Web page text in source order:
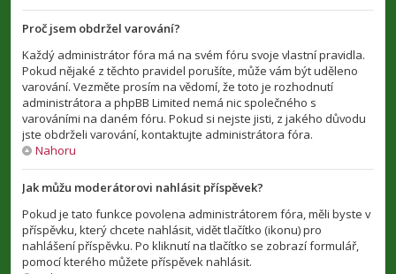
Proč jsem obdržel varování?
Každý administrátor fóra má na svém fóru svoje vlastní pravidla.
Pokud nějaké z těchto pravidel porušíte, může vám být uděleno
varování. Vezměte prosím na vědomí, že toto je rozhodnutí
administrátora a phpBB Limited nemá nic společného s
varováními na daném fóru. Pokud si nejste jisti, z jakého důvodu
jste obdrželi varování, kontaktujte administrátora fóra.
Nahoru
Jak můžu moderátorovi nahlásit příspěvek?
Pokud je tato funkce povolena administrátorem fóra, měli byste v
příspěvku, který chcete nahlásit, vidět tlačítko (ikonu) pro
nahlášení příspěvku. Po kliknutí na tlačítko se zobrazí formulář,
pomocí kterého můžete příspěvek nahlásit.